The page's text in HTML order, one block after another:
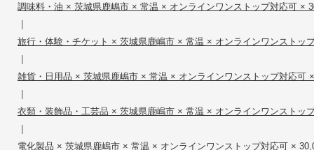
調味料・油 × 茨城県鹿嶋市 × 常温 × オンラインワンストップ対応可 ×
|
旅行・体験・チケット × 茨城県鹿嶋市 × 常温 × オンラインワンストッ
|
雑貨・日用品 × 茨城県鹿嶋市 × 常温 × オンラインワンストップ対応可
|
衣類・装飾品・工芸品 × 茨城県鹿嶋市 × 常温 × オンラインワンストッ
|
電化製品 × 茨城県鹿嶋市 × 常温 × オンラインワンストップ対応可 ×